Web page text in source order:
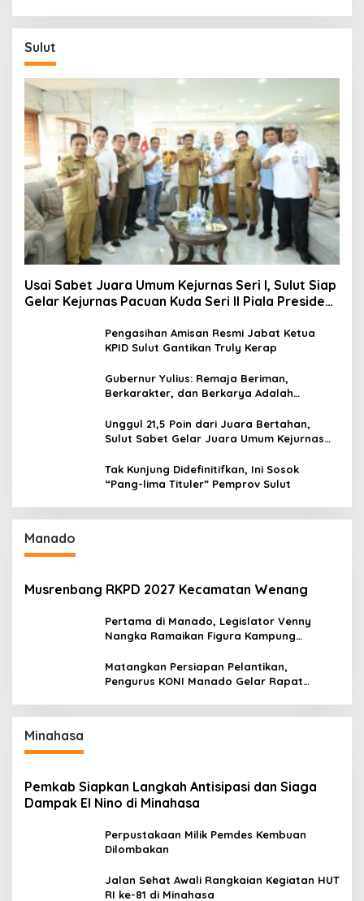
Sulut
Usai Sabet Juara Umum Kejurnas Seri I, Sulut Siap
Gelar Kejurnas Pacuan Kuda Seri II Piala Presiden
Pengasihan Amisan Resmi Jabat Ketua
KPID Sulut Gantikan Truly Kerap
Gubernur Yulius: Remaja Beriman,
Berkarakter, dan Berkarya Adalah
Unggul 21,5 Poin dari Juara Bertahan,
Sulut Sabet Gelar Juara Umum Kejurnas
Tak Kunjung Didefinitifkan, Ini Sosok
“Pang-lima Tituler” Pemprov Sulut
Manado
Musrenbang RKPD 2027 Kecamatan Wenang
Pertama di Manado, Legislator Venny
Nangka Ramaikan Figura Kampung
Matangkan Persiapan Pelantikan,
Pengurus KONI Manado Gelar Rapat
Minahasa
Pemkab Siapkan Langkah Antisipasi dan Siaga
Dampak El Nino di Minahasa
Perpustakaan Milik Pemdes Kembuan
Dilombakan
Jalan Sehat Awali Rangkaian Kegiatan HUT
RI ke-81 di Minahasa